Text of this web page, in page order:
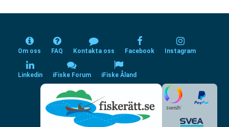
Om oss FAQ Kontakta oss Facebook Instagram
Linkedin iFiske Forum iFiske Åland